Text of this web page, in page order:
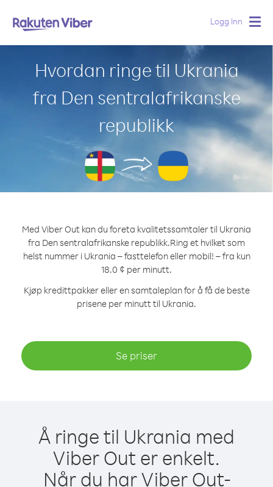
Logg Inn
Hvordan ringe til Ukrania
fra Den sentralafrikanske
republikk
Med Viber Out kan du foreta kvalitetssamtaler til Ukrania
fra Den sentralafrikanske republikk.Ring et hvilket som
helst nummer i Ukrania – fasttelefon eller mobil! – fra kun
18.0 ¢ per minutt.
Kjøp kredittpakker eller en samtaleplan for å få de beste
prisene per minutt til Ukrania.
Se priser
Å ringe til Ukrania med
Viber Out er enkelt.
Når du har Viber Out-